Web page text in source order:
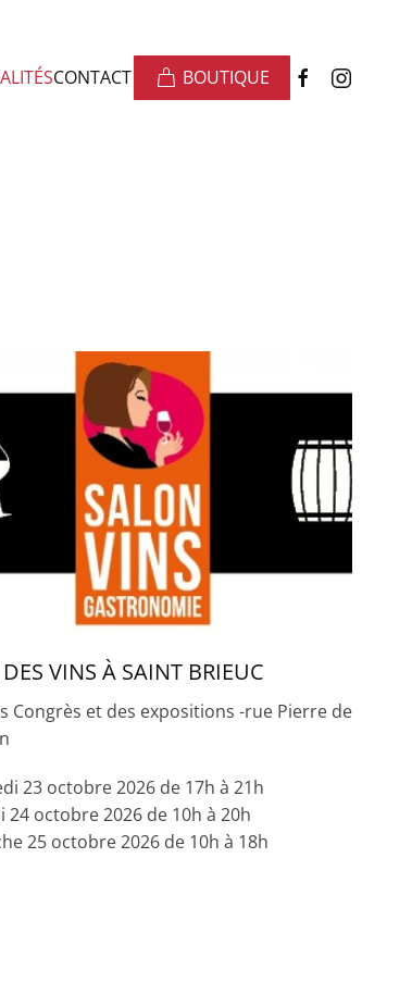
CONTACT BOUTIQUE
VINS À SAINT BRIEUC
Congrès et des expositions -rue Pierre de
23 octobre 2026 de 17h à 21h
24 octobre 2026 de 10h à 20h
25 octobre 2026 de 10h à 18h